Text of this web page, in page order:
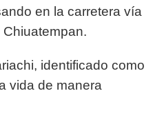
en la carretera vía
identificado como
vida de manera